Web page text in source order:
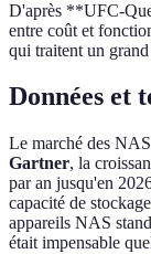
D'après **UFC-
entre coût et
qui traitent un
Données et
Le marché des
Gartner, la
par an jusqu'en
capacité de
appareils NAS
était impensable